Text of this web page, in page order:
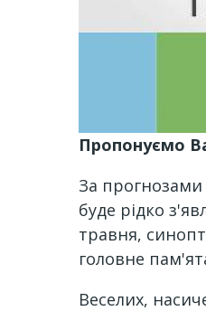
Пропонуємо
За прогнозами
буде рідко
травня,
головне
Веселих,